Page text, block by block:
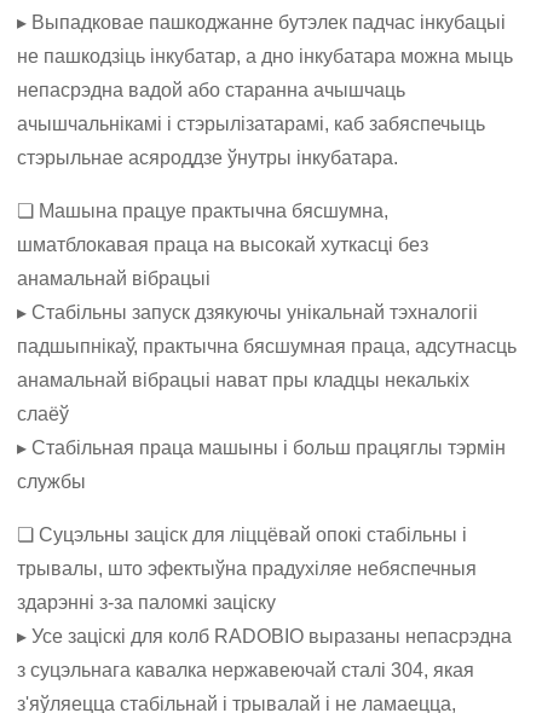
▸ Выпадковае пашкоджанне бутэлек падчас інкубацыі
не пашкодзіць інкубатар, а дно інкубатара можна мыць
непасрэдна вадой або старанна ачышчаць
ачышчальнікамі і стэрылізатарамі, каб забяспечыць
стэрыльнае асяроддзе ўнутры інкубатара.
❏ Машына працуе практычна бясшумна,
шматблокавая праца на высокай хуткасці без
анамальнай вібрацыі
▸ Стабільны запуск дзякуючы унікальнай тэхналогіі
падшыпнікаў, практычна бясшумная праца, адсутнасць
анамальнай вібрацыі нават пры кладцы некалькіх
слаёў
▸ Стабільная праца машыны і больш працяглы тэрмін
службы
❏ Суцэльны заціск для ліццёвай опокі стабільны і
трывалы, што эфектыўна прадухіляе небяспечныя
здарэнні з-за паломкі заціску
▸ Усе заціскі для колб RADOBIO выразаны непасрэдна
з суцэльнага кавалка нержавеючай сталі 304, якая
з'яўляецца стабільнай і трывалай і не ламаецца,